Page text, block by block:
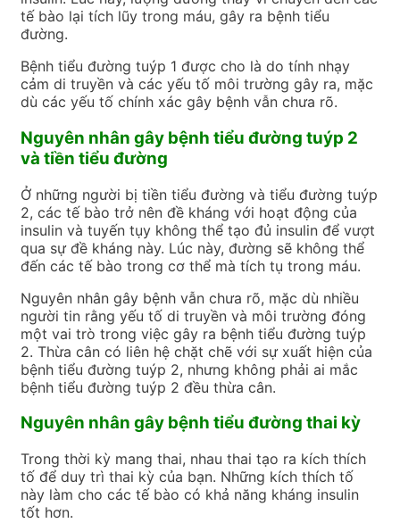
tế bào lại tích lũy trong máu, gây ra bệnh tiểu
đường.
Bệnh tiểu đường tuýp 1 được cho là do tính nhạy
cảm di truyền và các yếu tố môi trường gây ra, mặc
dù các yếu tố chính xác gây bệnh vẫn chưa rõ.
Nguyên nhân gây bệnh tiểu đường tuýp 2
và tiền tiểu đường
Ở những người bị tiền tiểu đường và tiểu đường tuýp
2, các tế bào trở nên đề kháng với hoạt động của
insulin và tuyến tụy không thể tạo đủ insulin để vượt
qua sự đề kháng này. Lúc này, đường sẽ không thể
đến các tế bào trong cơ thể mà tích tụ trong máu.
Nguyên nhân gây bệnh vẫn chưa rõ, mặc dù nhiều
người tin rằng yếu tố di truyền và môi trường đóng
một vai trò trong việc gây ra bệnh tiểu đường tuýp
2. Thừa cân có liên hệ chặt chẽ với sự xuất hiện của
bệnh tiểu đường tuýp 2, nhưng không phải ai mắc
bệnh tiểu đường tuýp 2 đều thừa cân.
Nguyên nhân gây bệnh tiểu đường thai kỳ
Trong thời kỳ mang thai, nhau thai tạo ra kích thích
tố để duy trì thai kỳ của bạn. Những kích thích tố
này làm cho các tế bào có khả năng kháng insulin
tốt hơn.